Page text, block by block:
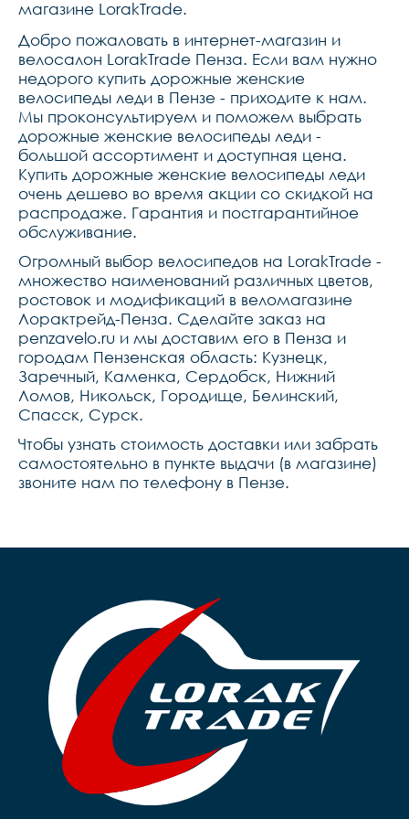
lorak comfort,педали
магазине LorakTrade.
Добро пожаловать в интернет-магазин и
велосалон LorakTrade Пенза. Если вам нужно
недорого купить дорожные женские
велосипеды леди в Пензе - приходите к нам.
Мы проконсультируем и поможем выбрать
дорожные женские велосипеды леди -
большой ассортимент и доступная цена.
Купить дорожные женские велосипеды леди
очень дешево во время акции со скидкой на
распродаже. Гарантия и постгарантийное
обслуживание.
Огромный выбор велосипедов на LorakTrade -
множество наименований различных цветов,
ростовок и модификаций в веломагазине
Лорактрейд-Пенза. Сделайте заказ на
penzavelo.ru и мы доставим его в Пенза и
городам Пензенская область: Кузнецк,
Заречный, Каменка, Сердобск, Нижний
Ломов, Никольск, Городище, Белинский,
Спасск, Сурск.
Чтобы узнать стоимость доставки или забрать
самостоятельно в пункте выдачи (в магазине)
звоните нам по телефону в Пензе.